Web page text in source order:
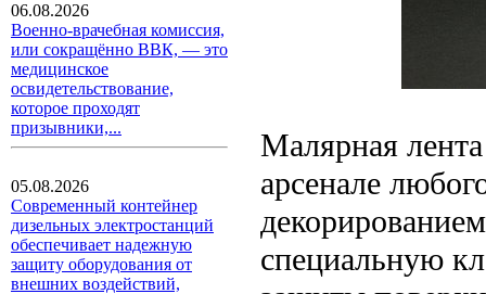
06.08.2026
Военно-врачебная комиссия,
или сокращённо ВВК, — это
медицинское
освидетельствование,
которое проходят
призывники,...
05.08.2026
Современный контейнер
дизельных электростанций
обеспечивает надежную
защиту оборудования от
внешних воздействий,
Малярная
арсенале
специальную